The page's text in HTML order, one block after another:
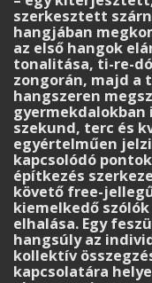
szerkesztett
hangjában
az első hangok
tonalitása, ti-re-
zongorán, majd a
hangszeren
gyermekdalokban
szekund, terc és
egyértelműen
kapcsolódó
építkezés
követő free-
kiemelkedő
elhalása. Egy
hangsúly az
kollektív
kapcsolatára